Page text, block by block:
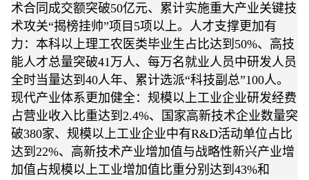
术合同成交额突破50亿元、累计实施重大产业关键技
术攻关“揭榜挂帅”项目5项以上。人才支撑更加有
力：本科以上理工农医类毕业生占比达到50%、高技
能人才总量突破41万人、每万名就业人员中研发人员
全时当量达到40人年、累计选派“科技副总”100人。
现代产业体系更加健全：规模以上工业企业研发经费
占营业收入比重达到2.4%、国家高新技术企业数量突
破380家、规模以上工业企业中有R&D活动单位占比
达到22%、高新技术产业增加值与战略性新兴产业增
加值占规模以上工业增加值比重分别达到43%和